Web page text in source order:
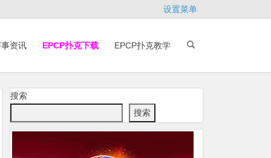
设置菜单
资讯 EPCP扑克下载 EPCP扑克教学
搜索
搜索